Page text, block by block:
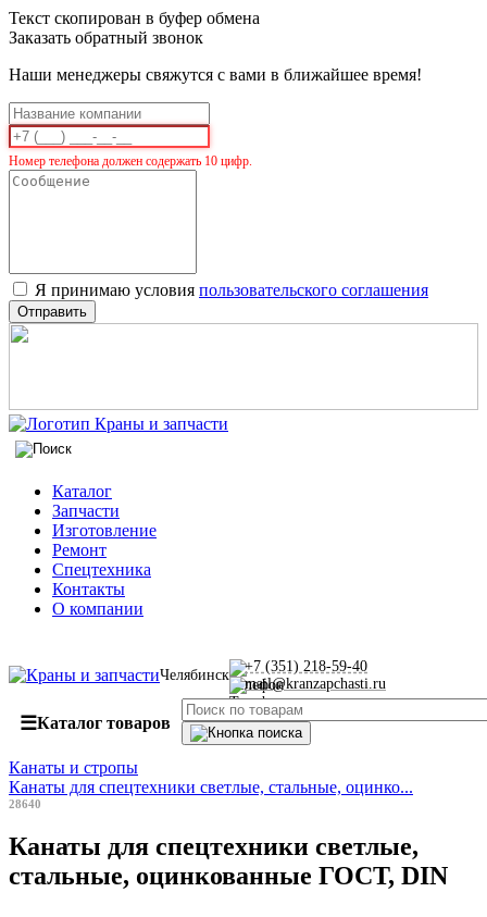
Текст скопирован в буфер обмена
Заказать обратный звонок
Наши менеджеры свяжутся с вами в ближайшее время!
Номер телефона должен содержать 10 цифр.
Я принимаю условия пользовательского соглашения
Отправить
Каталог
Запчасти
Изготовление
Ремонт
Спецтехника
Контакты
О компании
Челябинск
+7 (351) 218-59-40
mail@kranzapchasti.ru
☰Каталог товаров
Канаты и стропы
Канаты для спецтехники светлые, стальные, оцинко...
28640
Канаты для спецтехники светлые,
стальные, оцинкованные ГОСТ, DIN